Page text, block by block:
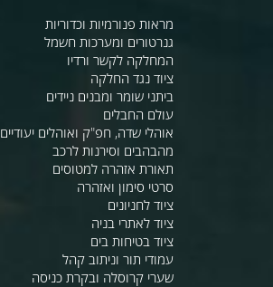
מראות פנורמיות וכדוריות
גנרטורים ומערכות חשמל
המחלקה לקשר ורדיו
ציוד נגד החלקה
ביתני שומר ומבנים ניידים
עולם החבלים
אוהלי שדה, חפ"ק ואוהלים יעודיים
מהבהבים וסירנות לרכב
תאורת אזהרה למטוסים
סרטי סימון ואזהרה
ציוד לחניונים
ציוד לאתרי בניה
ציוד בטיחות בים
עמודי תור וניתוב קהל
שערי קרוסלה ובקרת כניסה